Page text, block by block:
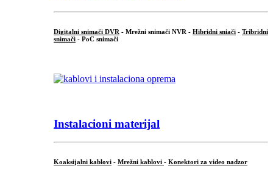
Digitalni snimači DVR - Mrežni snimači NVR - Hibridni sniači - Tribridni
snimači - PoC snimači
Instalacioni materijal
Koaksijalni kablovi - Mrežni kablovi - Konektori za video nadzor